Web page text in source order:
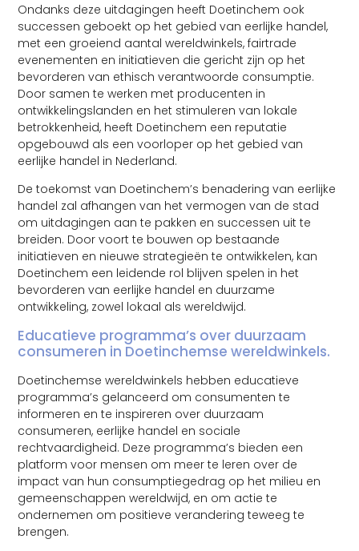
Ondanks deze uitdagingen heeft Doetinchem ook
successen geboekt op het gebied van eerlijke handel,
met een groeiend aantal wereldwinkels, fairtrade
evenementen en initiatieven die gericht zijn op het
bevorderen van ethisch verantwoorde consumptie.
Door samen te werken met producenten in
ontwikkelingslanden en het stimuleren van lokale
betrokkenheid, heeft Doetinchem een reputatie
opgebouwd als een voorloper op het gebied van
eerlijke handel in Nederland.
De toekomst van Doetinchem’s benadering van eerlijke
handel zal afhangen van het vermogen van de stad
om uitdagingen aan te pakken en successen uit te
breiden. Door voort te bouwen op bestaande
initiatieven en nieuwe strategieën te ontwikkelen, kan
Doetinchem een leidende rol blijven spelen in het
bevorderen van eerlijke handel en duurzame
ontwikkeling, zowel lokaal als wereldwijd.
Educatieve programma’s over duurzaam
consumeren in Doetinchemse wereldwinkels.
Doetinchemse wereldwinkels hebben educatieve
programma’s gelanceerd om consumenten te
informeren en te inspireren over duurzaam
consumeren, eerlijke handel en sociale
rechtvaardigheid. Deze programma’s bieden een
platform voor mensen om meer te leren over de
impact van hun consumptiegedrag op het milieu en
gemeenschappen wereldwijd, en om actie te
ondernemen om positieve verandering teweeg te
brengen.